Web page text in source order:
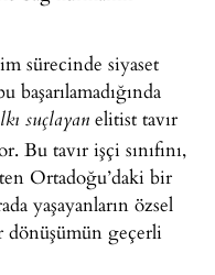
sürecinde siyaset
başarılamadığında
suçlayanelitist tavır
Bu tavır işçi sınıfını,
Ortadoğu’daki bir
yaşayanların özsel
dönüşümün geçerli